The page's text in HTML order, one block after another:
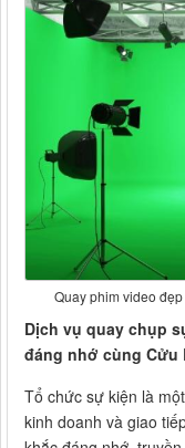
Quay phim video
Dịch vụ quay chụp
đáng nhớ cùng Cửu
Tổ chức sự kiện là
kinh doanh và giao